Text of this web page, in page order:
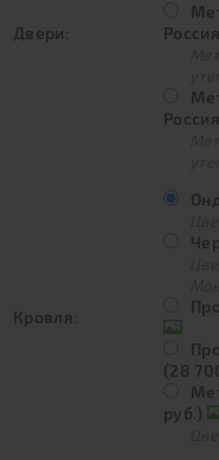
Двери:
Кровля:
(28
руб.)